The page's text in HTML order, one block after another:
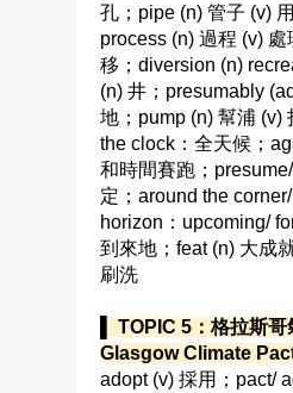
孔；pipe (n) 管子 (v)
process (n) 過程 (v)
移；diversion (n)
(n) 井；presumably
地；pump (n) 幫浦 (v)
the clock：全天候；
和時間賽跑；
定；around the
horizon：upcoming/
到來地；feat (n) 大成
刷洗
▌ TOPIC 5：格拉斯
Glasgow Climate Pact
adopt (v) 採用；pact/